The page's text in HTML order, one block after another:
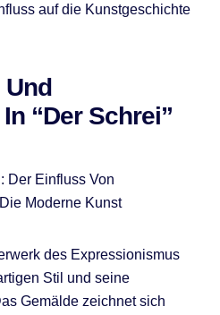
auf die Kunstgeschichte
“Der Schrei”
des Expressionismus
Stil und seine
Gemälde zeichnet sich